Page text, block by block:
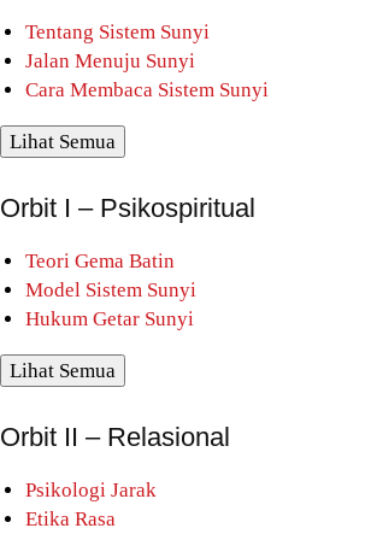
Tentang Sistem Sunyi
Jalan Menuju Sunyi
Cara Membaca Sistem Sunyi
Lihat Semua
Orbit I – Psikospiritual
Teori Gema Batin
Model Sistem Sunyi
Hukum Getar Sunyi
Lihat Semua
Orbit II – Relasional
Psikologi Jarak
Etika Rasa